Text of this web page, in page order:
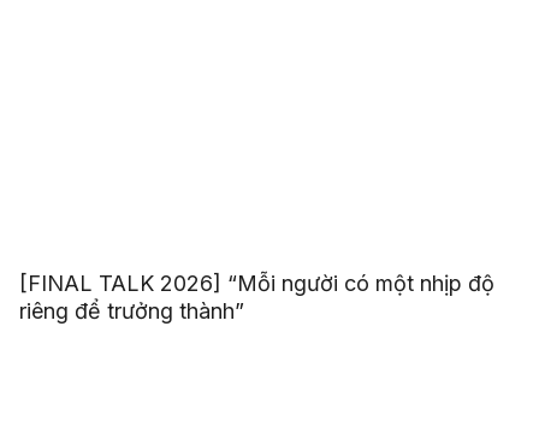
[FINAL TALK 2026] “Mỗi người có một nhịp độ
riêng để trưởng thành”